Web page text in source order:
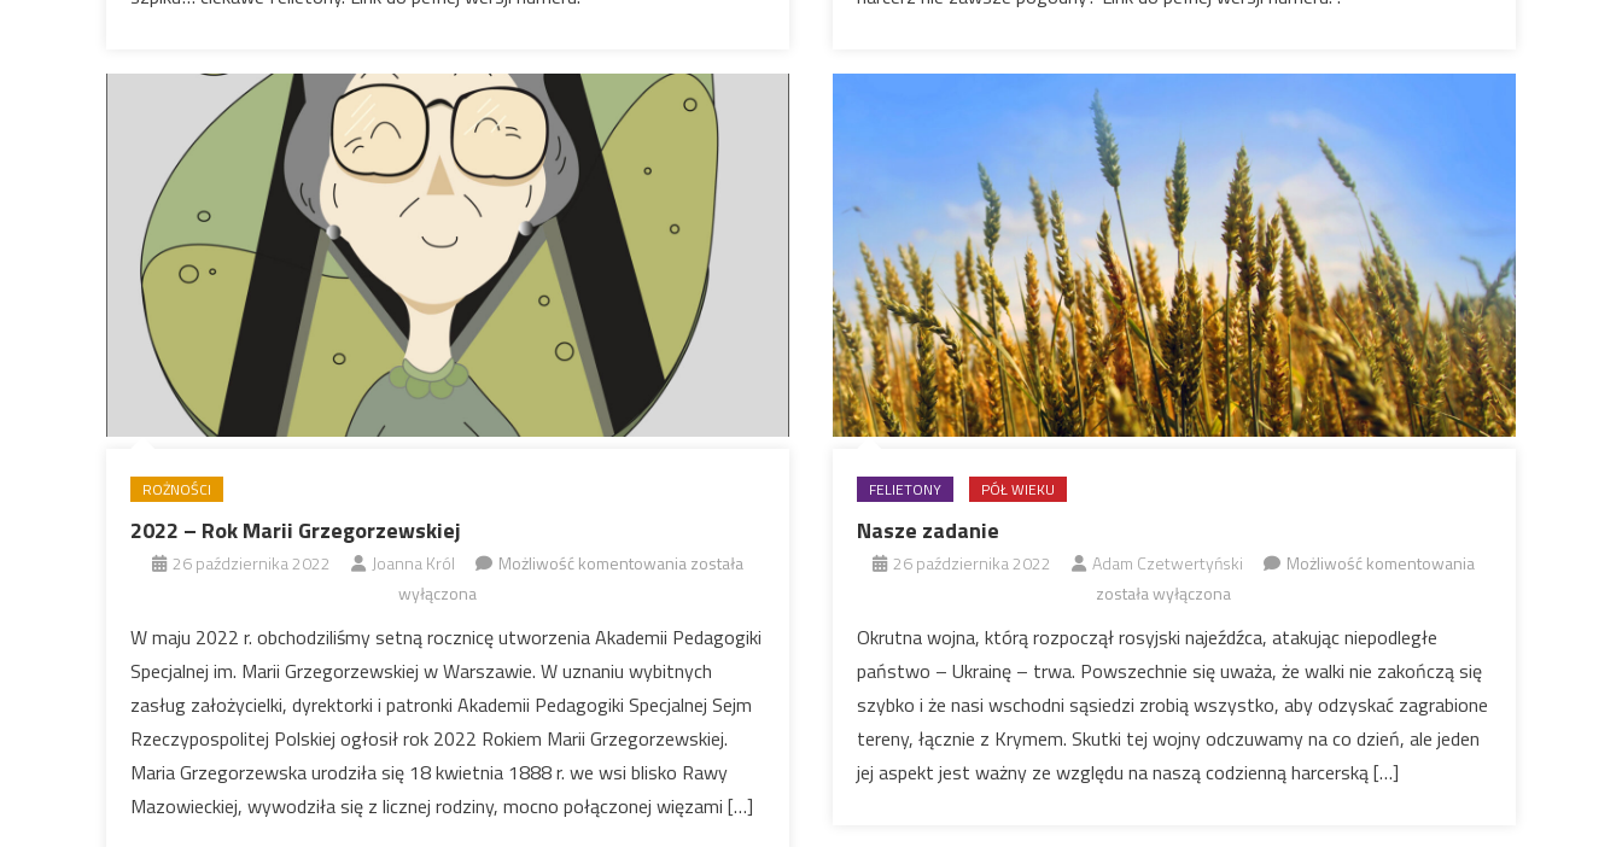
ROŻNOŚCI
2022 – Rok Marii Grzegorzewskiej
26 października 2022 Joanna Król Możliwość komentowania2022
Marii
Grzegorzewskiej
została
wyłączona
W maju 2022 r. obchodziliśmy setną rocznicę utworzenia Akademii Pedagogiki
Specjalnej im. Marii Grzegorzewskiej w Warszawie. W uznaniu wybitnych
zasług założycielki, dyrektorki i patronki Akademii Pedagogiki Specjalnej Sejm
Rzeczypospolitej Polskiej ogłosił rok 2022 Rokiem Marii Grzegorzewskiej.
Maria Grzegorzewska urodziła się 18 kwietnia 1888 r. we wsi blisko Rawy
Mazowieckiej, wywodziła się z licznej rodziny, mocno połączonej więzami […]
FELIETONY PÓŁ WIEKU
Nasze zadanie
26 października 2022 Adam Czetwertyński Możliwość komentowania
została wyłączona
Okrutna wojna, którą rozpoczął rosyjski najeźdźca, atakując niepodległe
państwo – Ukrainę – trwa. Powszechnie się uważa, że walki nie zakończą się
szybko i że nasi wschodni sąsiedzi zrobią wszystko, aby odzyskać zagrabione
tereny, łącznie z Krymem. Skutki tej wojny odczuwamy na co dzień, ale jeden
jej aspekt jest ważny ze względu na naszą codzienną harcerską […]